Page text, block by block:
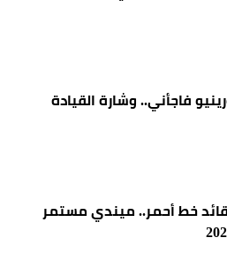
فاجأني.. وشارة القيادة
خط أحمر.. ميندي مستمر